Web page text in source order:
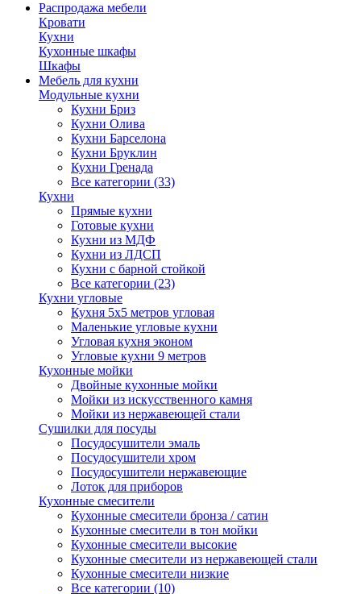
Распродажа мебели
Кровати
Кухни
Кухонные шкафы
Шкафы
Мебель для кухни
Модульные кухни
Кухни Бриз
Кухни Олива
Кухни Барселона
Кухни Бруклин
Кухни Гренада
Все категории (33)
Кухни
Прямые кухни
Готовые кухни
Кухни из МДФ
Кухни из ЛДСП
Кухни с барной стойкой
Все категории (23)
Кухни угловые
Кухня 5х5 метров угловая
Маленькие угловые кухни
Угловая кухня эконом
Угловые кухни 9 метров
Кухонные мойки
Двойные кухонные мойки
Мойки из искусственного камня
Мойки из нержавеющей стали
Сушилки для посуды
Посудосушители эмаль
Посудосушители хром
Посудосушители нержавеющие
Лоток для приборов
Кухонные смесители
Кухонные смесители бронза / сатин
Кухонные смесители в тон мойки
Кухонные смесители высокие
Кухонные смесители из нержавеющей стали
Кухонные смесители низкие
Все категории (10)